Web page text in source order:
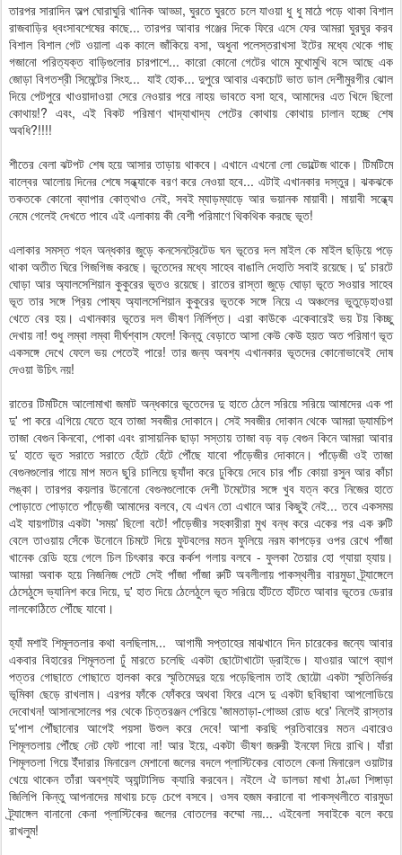
তারপর সারাদিন অল্প ঘোরাঘুরি খানিক আড্ডা, ঘুরতে ঘুরতে চলে যাওয়া ধু ধু মাঠে পড়ে থাকা বিশাল
রাজবাড়ির ধ্বংসাবশেষের কাছে... তারপর আবার গঞ্জের দিকে ফিরে এসে ফের আমরা ঘুরঘুর করব
বিশাল বিশাল গেট ওয়ালা এক কালে জাঁকিয়ে বসা, অধুনা পলেস্তরাখসা ইটের মধ্যে থেকে গাছ
গজানো পরিত্যক্ত বাড়িগুলোর চারপাশে... কারো কোনো গেটের থামে মুখোমুখি বসে আছে এক
জোড়া বিগতশ্রী সিমেন্টের সিংহ... যাই হোক... দুপুরে আবার একচোট ভাত ডাল দেশীমুরগীর ঝোল
দিয়ে পেটপুরে খাওয়াদাওয়া সেরে নেওয়ার পরে নাহয় ভাবতে বসা হবে, আমাদের এত খিদে ছিলো
কোথায়!? এবং, এই বিকট পরিমাণ খাদ্যাখাদ্য পেটের কোথায় কোথায় চালান হচ্ছে শেষ
অবধি?!!!!
শীতের বেলা ঝটপট শেষ হয়ে আসার তাড়ায় থাকবে। এখানে এখনো লো ভোল্টেজ থাকে। টিমটিমে
বাল্বের আলোয় দিনের শেষে সন্ধ্যাকে বরণ করে নেওয়া হবে... এটাই এখানকার দস্তুর। ঝকঝকে
তকতকে কোনো ব্যাপার কোত্থাও নেই, সবই ম্যাড়ম্যাড়ে আর ভয়ানক মায়াবী। মায়াবী সন্ধ্যে
নেমে গেলেই দেখতে পাবে এই এলাকায় কী বেশী পরিমাণে থিকথিক করছে ভূত!
এলাকার সমস্ত গহন অন্ধকার জুড়ে কনসেনট্রেটেড ঘন ভূতের দল মাইল কে মাইল ছড়িয়ে পড়ে
থাকা অতীত ঘিরে গিজগিজ করছে। ভূতেদের মধ্যে সাহেব বাঙালি দেহাতি সবাই রয়েছে। দু' চারটে
ঘোড়া আর অ্যালসেশিয়ান কুকুরের ভূতও রয়েছে। রাতের রাস্তা জুড়ে ঘোড়া ভূতে সওয়ার সাহেব
ভূত তার সঙ্গে প্রিয় পোষ্য অ্যালসেশিয়ান কুকুরের ভূতকে সঙ্গে নিয়ে এ অঞ্চলের ভুতুড়েহাওয়া
খেতে বের হয়। এখানকার ভূতের দল ভীষণ নির্লিপ্ত। এরা কাউকে একেবারেই ভয় টয় কিচ্ছু
দেখায় না! শুধু লম্বা লম্বা দীর্ঘশ্বাস ফেলে! কিন্তু বেড়াতে আসা কেউ কেউ হয়ত অত পরিমাণ ভূত
একসঙ্গে দেখে ফেলে ভয় পেতেই পারে! তার জন্য অবশ্য এখানকার ভূতদের কোনোভাবেই দোষ
দেওয়া উচিৎ নয়!
রাতের টিমটিমে আলোমাখা জমাট অন্ধকারে ভূতেদের দু হাতে ঠেলে সরিয়ে সরিয়ে আমাদের এক পা
দু' পা করে এগিয়ে যেতে হবে তাজা সবজীর দোকানে। সেই সবজীর দোকান থেকে আমরা ড্যামচিপ
তাজা বেগুন কিনবো, পোকা এবং রাসায়নিক ছাড়া সস্তায় তাজা বড় বড় বেগুন কিনে আমরা আবার
দু' হাতে ভূত সরাতে সরাতে হেঁটে হেঁটে পৌঁছে যাবো পাঁড়েজীর দোকানে। পাঁড়েজী ওই তাজা
বেগুনগুলোর গায়ে মাপ মতন ছুরি চালিয়ে ছ্যাঁদা করে ঢুকিয়ে দেবে চার পাঁচ কোয়া রসুন আর কাঁচা
লঙ্কা। তারপর কয়লার উনোনো বেগুনগুলোকে দেশী টমেটোর সঙ্গে খুব যত্ন করে নিজের হাতে
পোড়াতে পোড়াতে পাঁড়েজী আমাদের বলবে, যে এখন তো এখানে আর কিছুই নেই... তবে একসময়
এই যায়গাটার একটা 'সময়' ছিলো বটে! পাঁড়েজীর সহকারীরা মুখ বন্ধ করে একের পর এক রুটি
বেলে তাওয়ায় সেঁকে উনোনে চিমটে দিয়ে ফুটবলের মতন ফুলিয়ে নরম কাপড়ের ওপর রেখে পাঁজা
খানেক রেডি হয়ে গেলে চিল চিৎকার করে কর্কশ গলায় বলবে - ফুলকা তৈয়ার হো গ্যায়া হ্যায়।
আমরা অবাক হয়ে নিজনিজ পেটে সেই পাঁজা পাঁজা রুটি অবলীলায় পাকস্থলীর বারমুডা ট্র্যাঙ্গেলে
ঠেসেঠুসে ভ্যানিশ করে দিয়ে, দু' হাত দিয়ে ঠেলেঠুলে ভূত সরিয়ে হাঁটতে হাঁটতে আবার ভূতের ডেরার
লালকোঠিতে পৌঁছে যাবো।
হ্যাঁ মশাই শিমূলতলার কথা বলছিলাম... আগামী সপ্তাহের মাঝখানে দিন চারেকের জন্যে আবার
একবার বিহারের শিমূলতলা ঢুঁ মারতে চলেছি একটা ছোটোখাটো ড্রাইভে। যাওয়ার আগে ব্যাগ
পত্তর গোছাতে গোছাতে হালকা করে স্মৃতিমেদুর হয়ে পড়েছিলাম তাই ছোট্টো একটা স্মৃতিনির্ভর
ভূমিকা ছেড়ে রাখলাম। এরপর ফাঁকে ফোঁকরে অথবা ফিরে এসে দু একটা ছবিছাবা আপলোডিয়ে
দেবোখন! আসানসোলের পর থেকে চিত্তরঞ্জন পেরিয়ে 'জামতাড়া-গোড্ডা রোড ধরে' নিলেই রাস্তার
দু'পাশ পৌঁছানোর আগেই পয়সা উশুল করে দেবে! আশা করছি প্রতিবারের মতন এবারেও
শিমূলতলায় পৌঁছে নেট ফেট পাবো না! আর ইয়ে, একটা ভীষণ জরুরী ইনফো দিয়ে রাখি। যাঁরা
শিমূলতলা গিয়ে ইঁদারার মিনারেল মেশানো জলের বদলে প্লাস্টিকের বোতলে কেনা মিনারেল ওয়াটার
খেয়ে থাকেন তাঁরা অবশ্যই অ্যান্টাসিড ক্যারি করবেন। নইলে ঐ ডালডা মাখা ঠাণ্ডা শিঙ্গাড়া
জিলিপি কিন্তু আপনাদের মাথায় চড়ে চেপে বসবে। ওসব হজম করানো বা পাকস্থলীতে বারমুডা
ট্র্যাঙ্গেল বানানো কেনা প্লাস্টিকের জলের বোতলের কম্মো নয়... এইবেলা সবাইকে বলে কয়ে
রাখলুম!